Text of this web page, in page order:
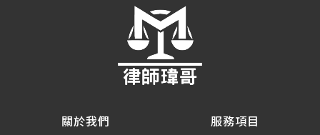
關於我們
服務項目